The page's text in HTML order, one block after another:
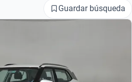
Guardar búsqueda